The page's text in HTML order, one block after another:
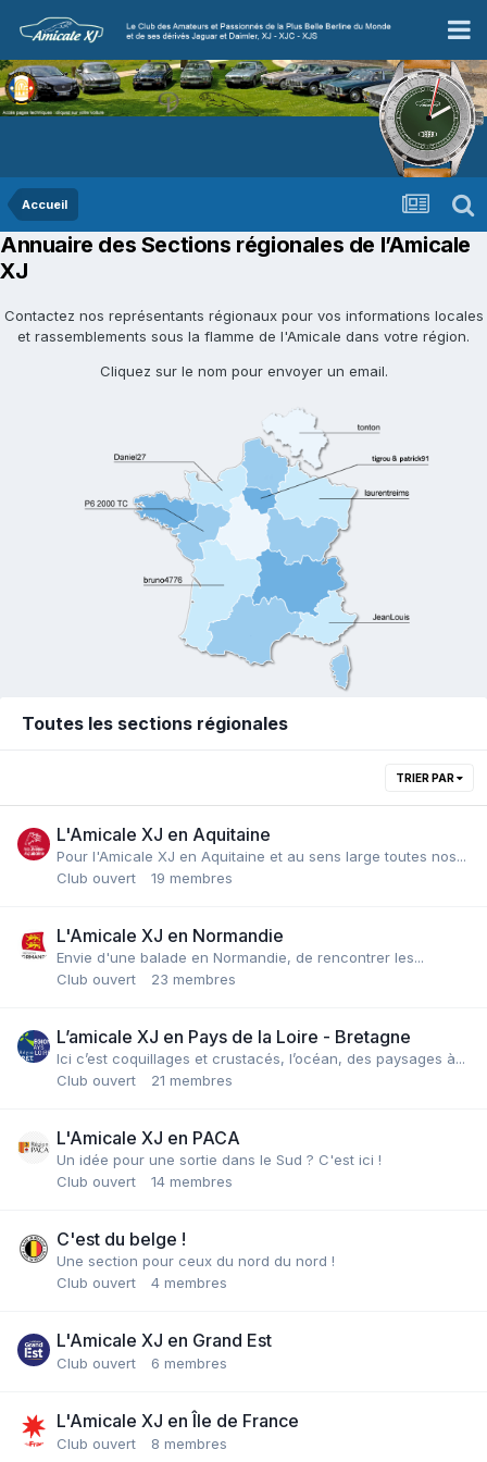
Accueil
Annuaire des Sections régionales de l’Amicale
XJ
Contactez nos représentants régionaux pour vos informations locales
et rassemblements sous la flamme de l'Amicale dans votre région.
Cliquez sur le nom pour envoyer un email.
Toutes les sections régionales
TRIER PAR
L'Amicale XJ en Aquitaine
Pour l'Amicale XJ en Aquitaine et au sens large toutes nos...
Club ouvert
19 membres
L'Amicale XJ en Normandie
Envie d'une balade en Normandie, de rencontrer les...
Club ouvert
23 membres
L’amicale XJ en Pays de la Loire - Bretagne
Ici c’est coquillages et crustacés, l’océan, des paysages à...
Club ouvert
21 membres
L'Amicale XJ en PACA
Un idée pour une sortie dans le Sud ? C'est ici !
Club ouvert
14 membres
C'est du belge !
Une section pour ceux du nord du nord !
Club ouvert
4 membres
L'Amicale XJ en Grand Est
Club ouvert 6 membres
L'Amicale XJ en Île de France
Club ouvert 8 membres